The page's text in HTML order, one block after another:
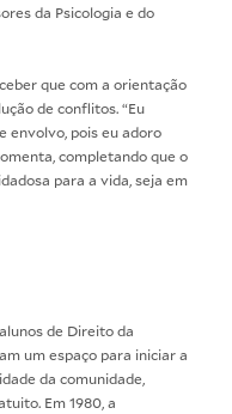
da Psicologia e do
que com a orientação
de conflitos. “Eu
envolvo, pois eu adoro
completando que o
para a vida, seja em
de Direito da
um espaço para iniciar a
da comunidade,
Em 1980, a